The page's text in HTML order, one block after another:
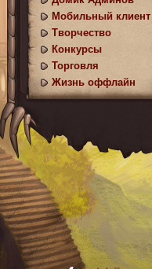
Мобильный клиент
Творчество
Конкурсы
Торговля
Жизнь оффлайн